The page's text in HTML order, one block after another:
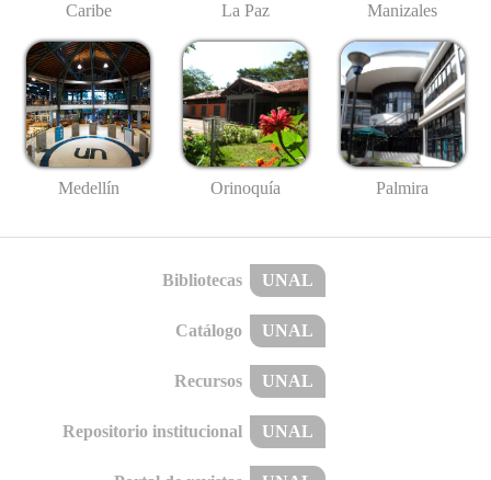
Caribe La Paz Manizales
Medellín Orinoquía Palmira
Bibliotecas UNAL
Catálogo UNAL
Recursos UNAL
Repositorio institucional UNAL